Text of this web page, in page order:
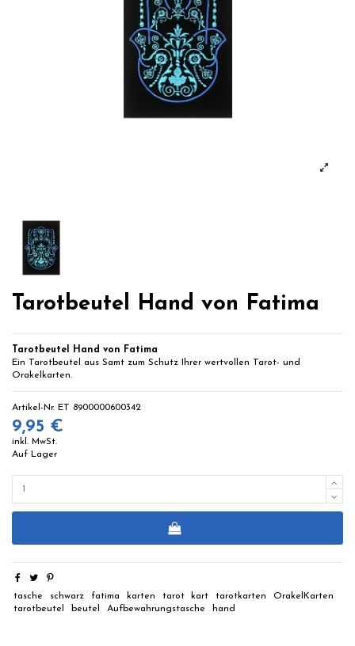
Tarotbeutel Hand von Fatima
Tarotbeutel Hand von Fatima
Ein Tarotbeutel aus Samt zum Schutz Ihrer wertvollen Tarot- und
Orakelkarten.
Artikel-Nr. ET 8900000600342
9,95 €
inkl. MwSt.
Auf Lager
tasche schwarz fatima karten tarot kart tarotkarten
OrakelKarten
tarotbeutel
beutel Aufbewahrungstasche hand